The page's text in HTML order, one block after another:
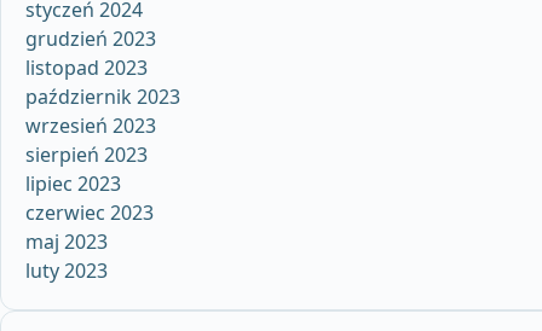
styczeń 2024
grudzień 2023
listopad 2023
październik 2023
wrzesień 2023
sierpień 2023
lipiec 2023
czerwiec 2023
maj 2023
luty 2023